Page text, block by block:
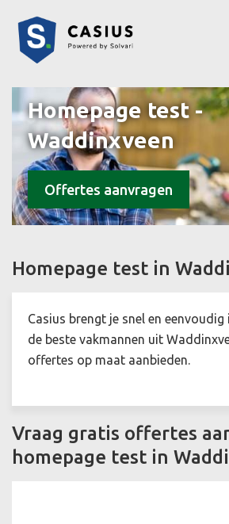
Homepage test -
Waddinxveen
Offertes aanvragen
Homepage test in
Casius brengt je snel en
de beste vakmannen uit
offertes op maat aanbieden.
Vraag gratis offertes
homepage test in